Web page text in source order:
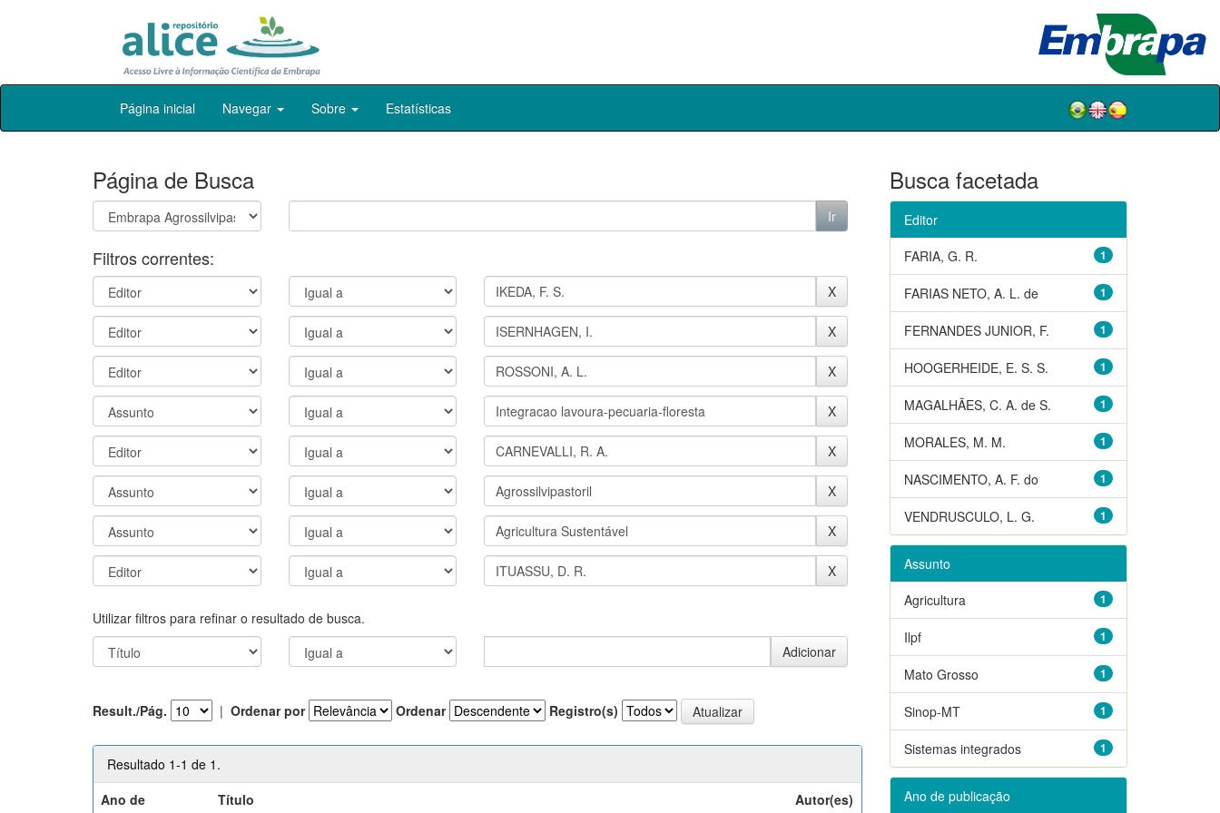
Skip
Página inicial Navegar Sobre Estatísticas
Página de Busca
Filtros correntes:
Utilizar filtros para refinar o resultado de busca.
Result./Pág. | Ordenar por Ordenar Registro(s)
Resultado 1-1 de 1.
Ano de
Título Autor(es)
Busca facetada
Editor
1
FARIA, G. R.
1
FARIAS NETO, A. L. de
1
FERNANDES JUNIOR, F.
1
HOOGERHEIDE, E. S. S.
1
MAGALHÃES, C. A. de S.
1
MORALES, M. M.
1
NASCIMENTO, A. F. do
1
VENDRUSCULO, L. G.
Assunto
1
Agricultura
1
Ilpf
1
Mato Grosso
1
Sinop-MT
1
Sistemas integrados
Ano de publicação